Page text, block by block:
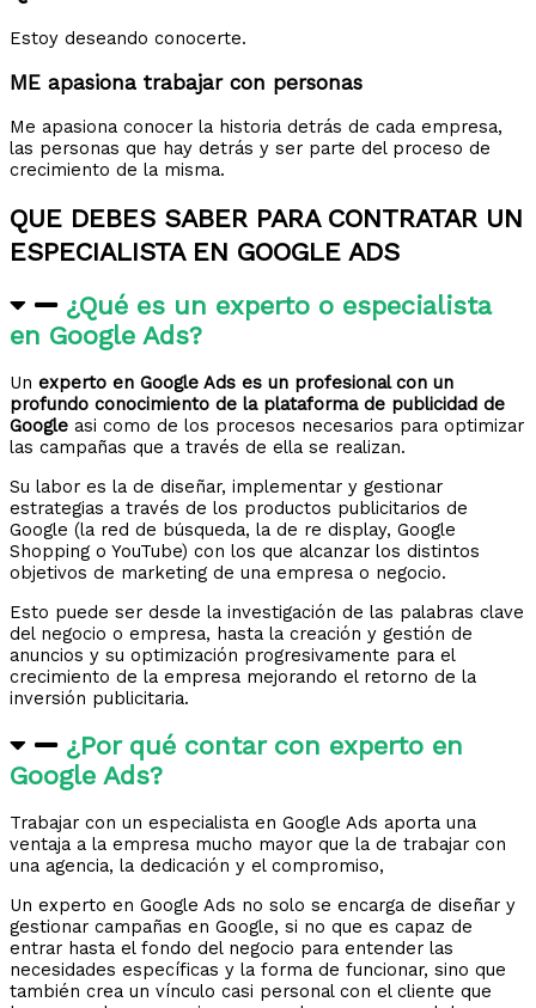
Estoy deseando conocerte.
ME apasiona trabajar con personas
Me apasiona conocer la historia detrás de cada empresa,
las personas que hay detrás y ser parte del proceso de
crecimiento de la misma.
QUE DEBES SABER PARA CONTRATAR UN
ESPECIALISTA EN GOOGLE ADS
¿Qué es un experto o especialista
en Google Ads?
Un experto en Google Ads es un profesional con un
profundo conocimiento de la plataforma de publicidad de
Google asi como de los procesos necesarios para optimizar
las campañas que a través de ella se realizan.
Su labor es la de diseñar, implementar y gestionar
estrategias a través de los productos publicitarios de
Google (la red de búsqueda, la de re display, Google
Shopping o YouTube) con los que alcanzar los distintos
objetivos de marketing de una empresa o negocio.
Esto puede ser desde la investigación de las palabras clave
del negocio o empresa, hasta la creación y gestión de
anuncios y su optimización progresivamente para el
crecimiento de la empresa mejorando el retorno de la
inversión publicitaria.
¿Por qué contar con experto en
Google Ads?
Trabajar con un especialista en Google Ads aporta una
ventaja a la empresa mucho mayor que la de trabajar con
una agencia, la dedicación y el compromiso,
Un experto en Google Ads no solo se encarga de diseñar y
gestionar campañas en Google, si no que es capaz de
entrar hasta el fondo del negocio para entender las
necesidades específicas y la forma de funcionar, sino que
también crea un vínculo casi personal con el cliente que